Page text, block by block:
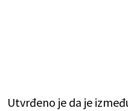
Utvrđeno je da je